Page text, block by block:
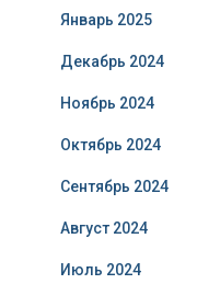
Январь 2025
Декабрь 2024
Ноябрь 2024
Октябрь 2024
Сентябрь 2024
Август 2024
Июль 2024